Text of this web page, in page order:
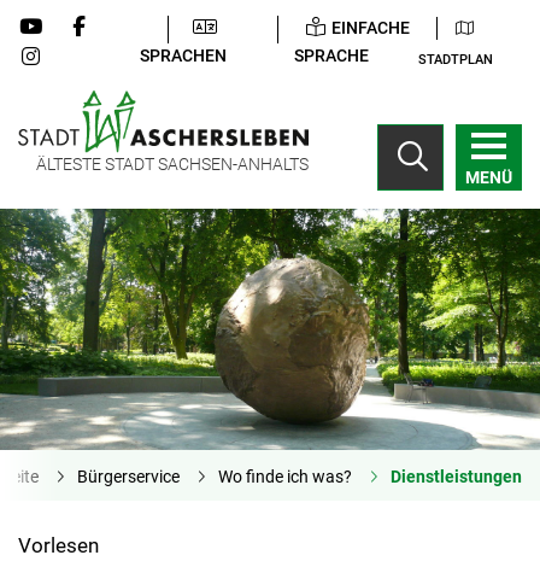
SPRACHEN
EINFACHE
SPRACHE
STADTPLAN
ÄLTESTE STADT SACHSEN-ANHALTS
MENÜ
Bürgerservice Wo finde ich was? Dienstleistungen
Vorlesen